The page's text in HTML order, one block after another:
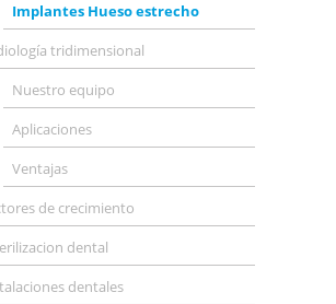
Implantes Hueso estrecho
tridimensional
Nuestro equipo
Aplicaciones
Ventajas
de crecimiento
dental
dentales